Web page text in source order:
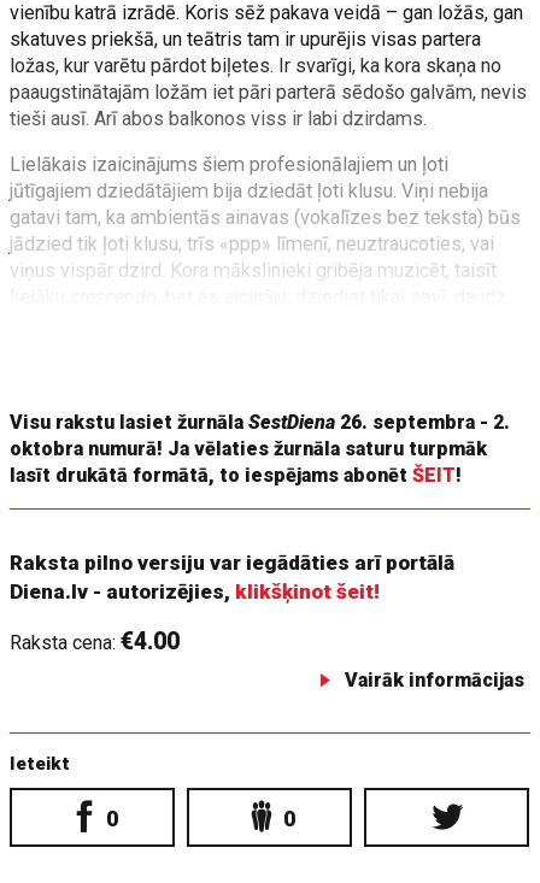
vienību katrā izrādē. Koris sēž pakava veidā – gan ložās, gan
skatuves priekšā, un teātris tam ir upurējis visas partera
ložas, kur varētu pārdot biļetes. Ir svarīgi, ka kora skaņa no
paaugstinātajām ložām iet pāri parterā sēdošo galvām, nevis
tieši ausī. Arī abos balkonos viss ir labi dzirdams.
Lielākais izaicinājums šiem profesionālajiem un ļoti
jūtīgajiem dziedātājiem bija dziedāt ļoti klusu. Viņi nebija
gatavi tam, ka ambientās ainavas (vokalīzes bez teksta) būs
jādzied tik ļoti klusu, trīs «ppp» līmenī, neuztraucoties, vai
viņus vispār dzird. Kora mākslinieki gribēja muzicēt, taisīt
Visu rakstu lasiet žurnālaSestDiena 26. septembra - 2.
oktobra numurā! Ja vēlaties žurnāla saturu turpmāk
lasīt drukātā formātā, to iespējams abonētŠEIT!
Raksta pilno versiju var iegādāties arī portālā
Diena.lv - autorizējies, klikšķinot šeit!
Raksta cena:€4.00
Vairāk informācijas
Ieteikt
0 0